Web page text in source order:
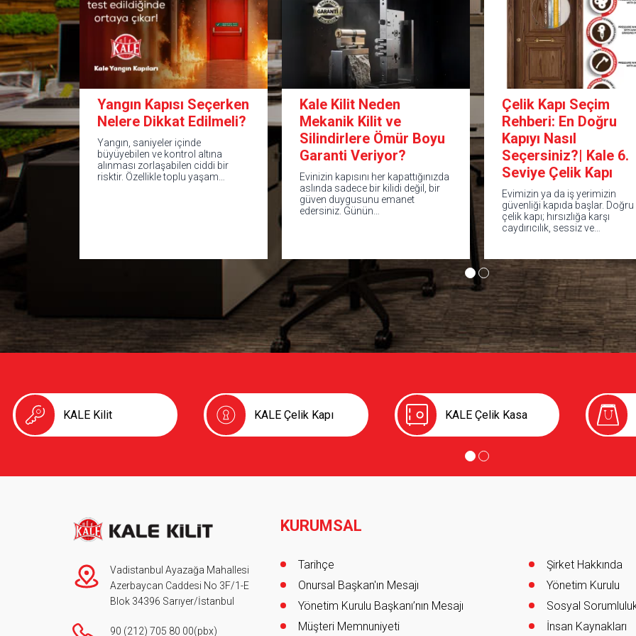
Yangın Kapısı Seçerken
Nelere Dikkat Edilmeli?
Yangın, saniyeler içinde
büyüyebilen ve kontrol altına
alınması zorlaşabilen ciddi bir
risktir. Özellikle toplu yaşam…
Kale Kilit Neden
Mekanik Kilit ve
Silindirlere Ömür Boyu
Garanti Veriyor?
Evinizin kapısını her kapattığınızda
aslında sadece bir kilidi değil, bir
güven duygusunu emanet
edersiniz. Günün…
Çelik Kapı Seçim
Rehberi: En Doğru
Kapıyı Nasıl
Seçersiniz?| Kale 6.
Seviye Çelik Kapı
Evimizin ya da iş yerimizin
güvenliği kapıda başlar. Doğru
çelik kapı; hırsızlığa karşı
caydırıcılık, sessiz ve…
KALE Kilit KALE Çelik Kapı KALE Çelik Kasa
Vadistanbul Ayazağa Mahallesi
Azerbaycan Caddesi No 3F/1-E
Blok 34396 Sarıyer/İstanbul
90 (212) 705 80 00(pbx)
Footer
KURUMSAL
Tarihçe
Onursal Başkan'ın Mesajı
Yönetim Kurulu Başkanı’nın Mesajı
Müşteri Memnuniyeti
Şirket Hakkında
Yönetim Kurulu
Sosyal
İnsan Kaynakları